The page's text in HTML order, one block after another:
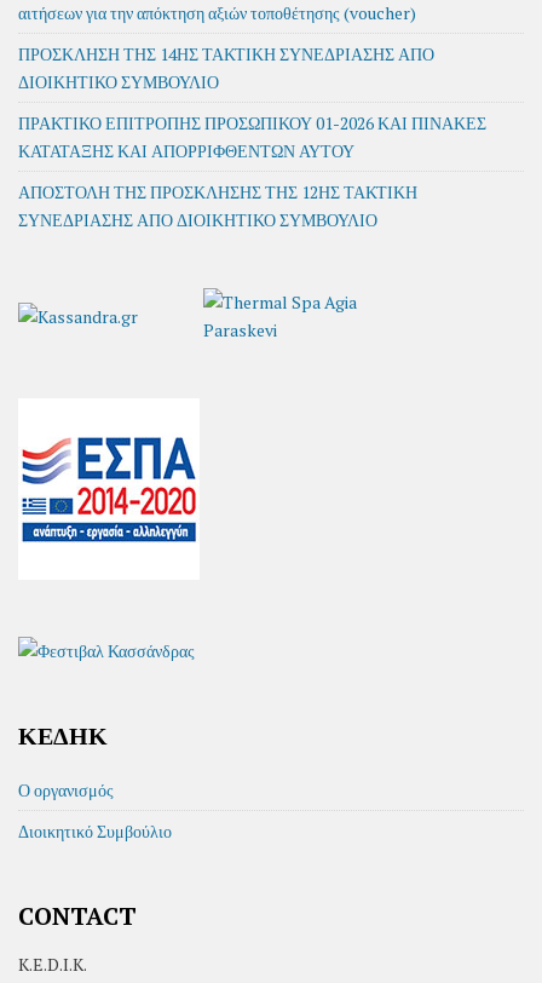
αιτήσεων για την απόκτηση αξιών τοποθέτησης (voucher)
ΠΡΟΣΚΛΗΣΗ ΤΗΣ 14ΗΣ ΤΑΚΤΙΚΗ ΣΥΝΕΔΡΙΑΣΗΣ ΑΠΟ
ΔΙΟΙΚΗΤΙΚΟ ΣΥΜΒΟΥΛΙΟ
ΠΡΑΚΤΙΚΟ ΕΠΙΤΡΟΠΗΣ ΠΡΟΣΩΠΙΚΟΥ 01-2026 ΚΑΙ ΠΙΝΑΚΕΣ
ΚΑΤΑΤΑΞΗΣ ΚΑΙ ΑΠΟΡΡΙΦΘΕΝΤΩΝ ΑΥΤΟΥ
ΑΠΟΣΤΟΛΗ ΤΗΣ ΠΡΟΣΚΛΗΣΗΣ ΤΗΣ 12ΗΣ ΤΑΚΤΙΚΗ
ΣΥΝΕΔΡΙΑΣΗΣ ΑΠΟ ΔΙΟΙΚΗΤΙΚΟ ΣΥΜΒΟΥΛΙΟ
ΚΕΔΗΚ
Ο οργανισμός
Διοικητικό Συμβούλιο
CONTACT
K.E.D.I.K.